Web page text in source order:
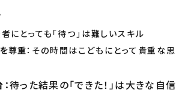
者にとっても「待つ」は難しいスキル
尊重：その時間はこどもにとって貴重な思
：待った結果の「できた！」は大きな自信